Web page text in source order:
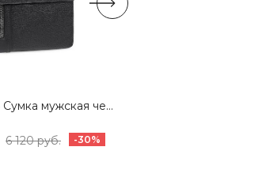
114-637-11-4 Сумка мужская черный Portofiano
6 120 руб. -30%